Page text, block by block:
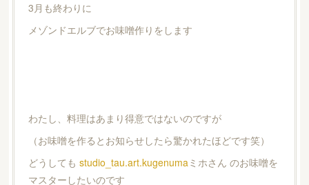
3月も終わりに
メゾンドエルブでお味噌作りをします
わたし、料理はあまり得意ではないのですが
（お味噌を作るとお知らせしたら驚かれたほどです笑）
どうしても studio_tau.art.kugenumaミホさん のお味噌を
マスターしたいのです